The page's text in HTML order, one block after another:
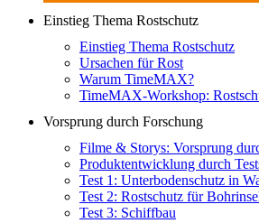
Einstieg Thema Rostschutz
Einstieg Thema Rostschutz
Ursachen für Rost
Warum TimeMAX?
TimeMAX-Workshop:
Vorsprung durch Forschung
Filme & Storys: Vorsprung
Produktentwicklung durch
Test 1: Unterbodenschutz in
Test 2: Rostschutz für
Test 3: Schiffbau